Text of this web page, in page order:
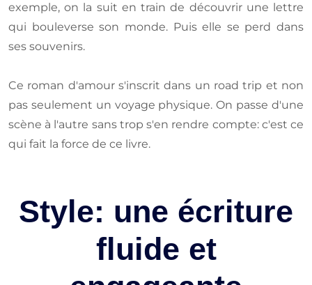
exemple, on la suit en train de découvrir une lettre
qui bouleverse son monde. Puis elle se perd dans
ses souvenirs.
Ce roman d'amour s'inscrit dans un road trip et non
pas seulement un voyage physique. On passe d'une
scène à l'autre sans trop s'en rendre compte: c'est ce
qui fait la force de ce livre.
Style: une écriture
fluide et